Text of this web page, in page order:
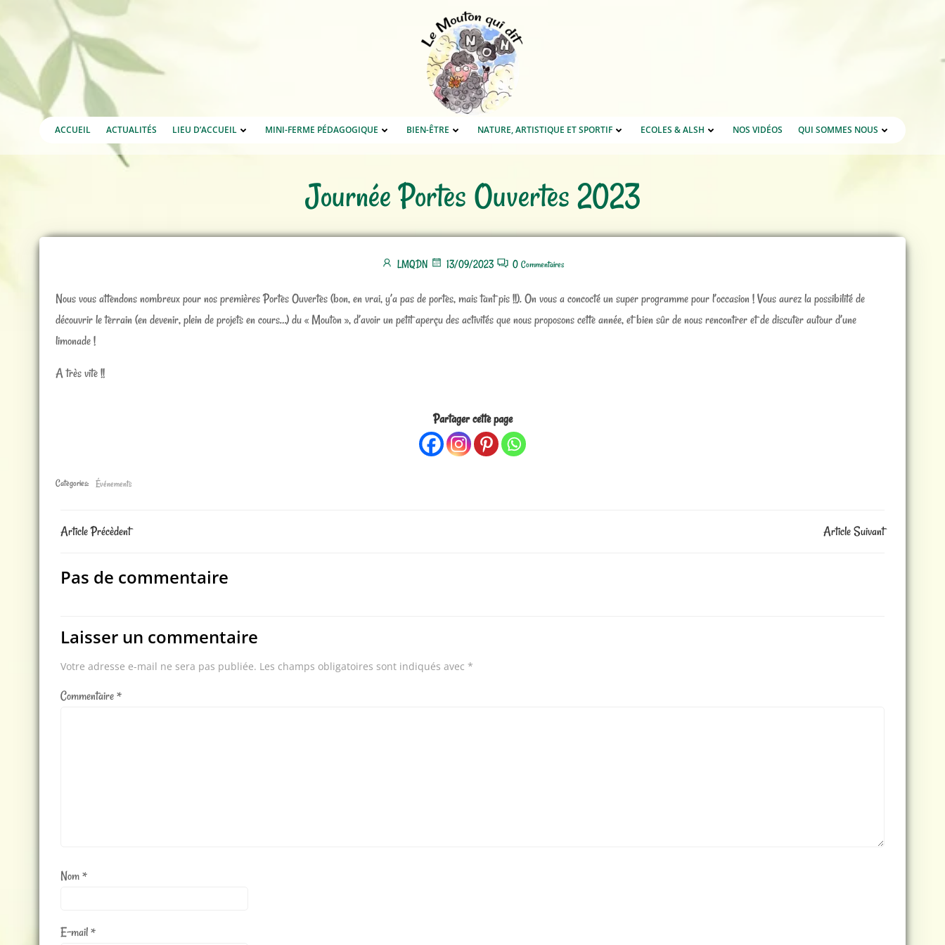
contenu
ACCUEIL ACTUALITÉS LIEU D’ACCUEIL MINI-FERME PÉDAGOGIQUE BIEN-ÊTRE NATURE, ARTISTIQUE ET SPORTIF ECOLES & ALSH NOS VIDÉOS QUI SOMMES NOUS
Journée Portes Ouvertes 2023
LMQDN 13/09/2023 0 Commentaires
Nous vous attendons nombreux pour nos premières Portes Ouvertes (bon, en vrai, y’a pas de portes, mais tant pis !!). On vous a concocté un super programme pour l’occasion ! Vous aurez la possibilité de
découvrir le terrain (en devenir, plein de projets en cours…) du « Mouton », d’avoir un petit aperçu des activités que nous proposons cette année, et bien sûr de nous rencontrer et de discuter autour d’une
limonade !
A très vite !!
Partager cette page
Categories: Événements
Post
navigation
Article Précèdent Article Suivant
Pas de commentaire
Laisser un commentaire
Votre adresse e-mail ne sera pas publiée. Les champs obligatoires sont indiqués avec *
Commentaire*
Nom*
E-mail*